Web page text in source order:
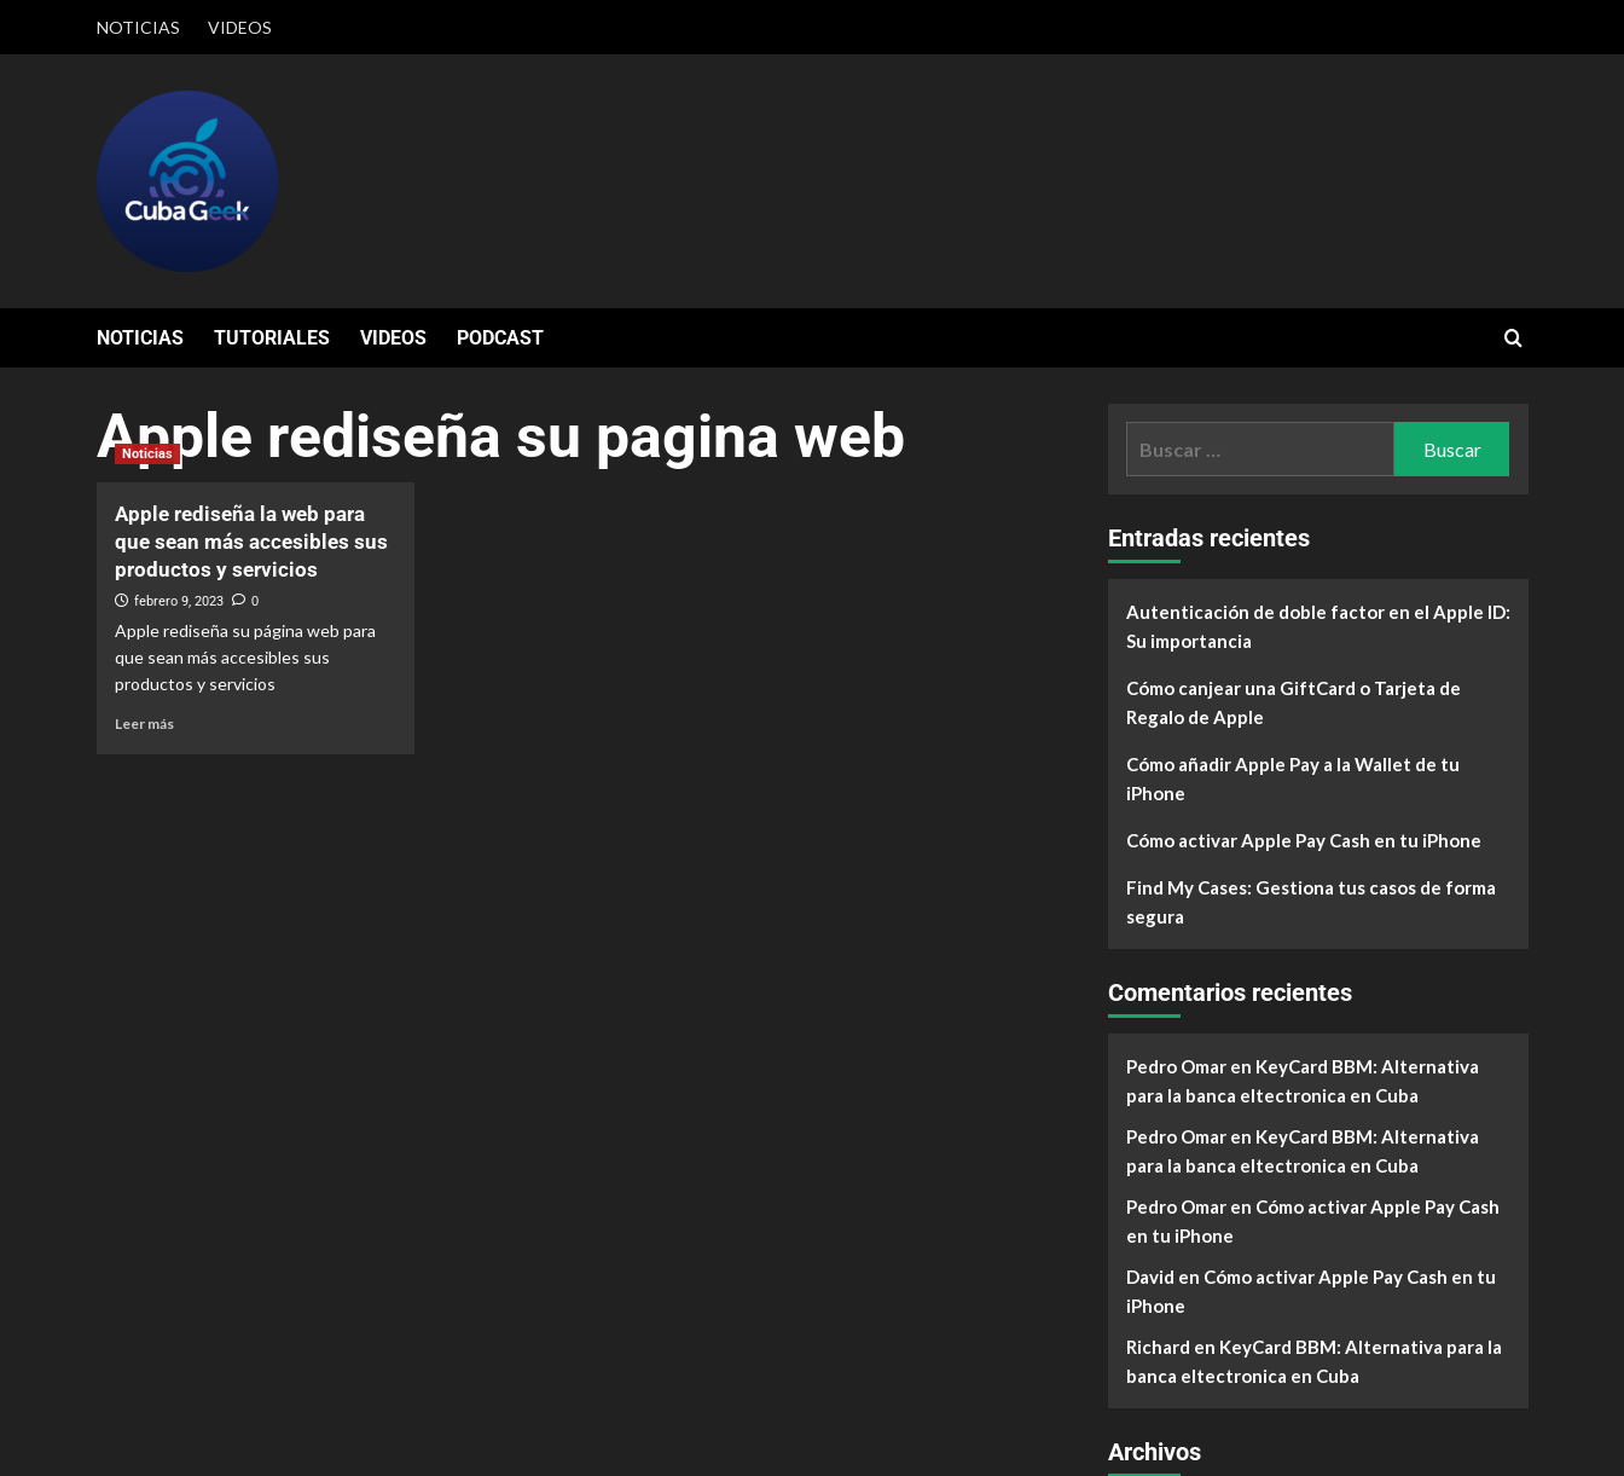
NOTICIAS VIDEOS
NOTICIAS TUTORIALES VIDEOS PODCAST
Apple rediseña su pagina web
Noticias
Apple rediseña la web para
que sean más accesibles sus
productos y servicios
febrero 9, 2023 0
Apple rediseña su página web para
que sean más accesibles sus
productos y servicios
Leer más
Entradas recientes
Autenticación de doble factor en el Apple ID:
Su importancia
Cómo canjear una GiftCard o Tarjeta de
Regalo de Apple
Cómo añadir Apple Pay a la Wallet de tu
iPhone
Cómo activar Apple Pay Cash en tu iPhone
Find My Cases: Gestiona tus casos de forma
segura
Comentarios recientes
Pedro Omaren KeyCard BBM: Alternativa
para la banca eltectronica en Cuba
Pedro Omaren KeyCard BBM: Alternativa
para la banca eltectronica en Cuba
Pedro Omaren Cómo activar Apple Pay Cash
en tu iPhone
David en Cómo activar Apple Pay Cash en tu
iPhone
Richard en KeyCard BBM: Alternativa para la
banca eltectronica en Cuba
Archivos